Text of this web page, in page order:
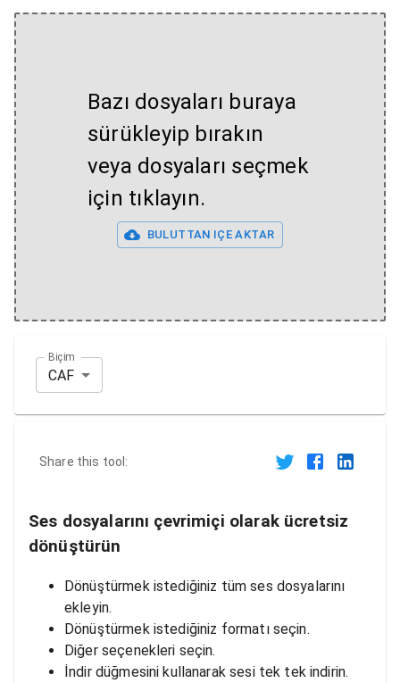
Bazı dosyaları buraya
sürükleyip bırakın
veya dosyaları seçmek
için tıklayın.
BULUTTAN IÇE AKTAR
Biçim
CAF
Share this tool:
Ses dosyalarını çevrimiçi olarak ücretsiz
dönüştürün
Dönüştürmek istediğiniz tüm ses dosyalarını
ekleyin.
Dönüştürmek istediğiniz formatı seçin.
Diğer seçenekleri seçin.
İndir düğmesini kullanarak sesi tek tek indirin.